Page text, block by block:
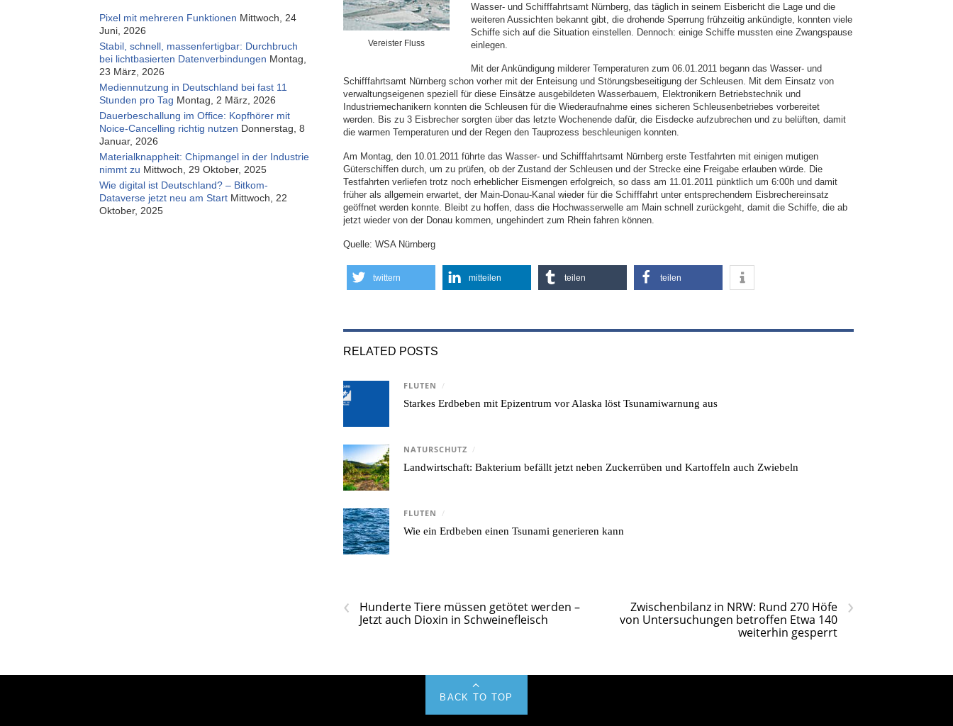
Vereister Fluss
Wasser- und Schifffahrtsamt Nürnberg, das täglich in seinem Eisbericht die Lage und die
weiteren Aussichten bekannt gibt, die drohende Sperrung frühzeitig ankündigte, konnten viele
Schiffe sich auf die Situation einstellen. Dennoch: einige Schiffe mussten eine Zwangspause
einlegen.
Mit der Ankündigung milderer Temperaturen zum 06.01.2011 begann das Wasser- und
Schifffahrtsamt Nürnberg schon vorher mit der Enteisung und Störungsbeseitigung der Schleusen. Mit dem Einsatz von
verwaltungseigenen speziell für diese Einsätze ausgebildeten Wasserbauern, Elektronikern Betriebstechnik und
Industriemechanikern konnten die Schleusen für die Wiederaufnahme eines sicheren Schleusenbetriebes vorbereitet
werden. Bis zu 3 Eisbrecher sorgten über das letzte Wochenende dafür, die Eisdecke aufzubrechen und zu belüften, damit
die warmen Temperaturen und der Regen den Tauprozess beschleunigen konnten.
Am Montag, den 10.01.2011 führte das Wasser- und Schifffahrtsamt Nürnberg erste Testfahrten mit einigen mutigen
Güterschiffen durch, um zu prüfen, ob der Zustand der Schleusen und der Strecke eine Freigabe erlauben würde. Die
Testfahrten verliefen trotz noch erheblicher Eismengen erfolgreich, so dass am 11.01.2011 pünktlich um 6:00h und damit
früher als allgemein erwartet, der Main-Donau-Kanal wieder für die Schifffahrt unter entsprechendem Eisbrechereinsatz
geöffnet werden konnte. Bleibt zu hoffen, dass die Hochwasserwelle am Main schnell zurückgeht, damit die Schiffe, die ab
jetzt wieder von der Donau kommen, ungehindert zum Rhein fahren können.
Quelle: WSA Nürnberg
twittern mitteilen teilen teilen
RELATED POSTS
FLUTEN /
Starkes Erdbeben mit Epizentrum vor Alaska löst Tsunamiwarnung aus
NATURSCHUTZ /
Landwirtschaft: Bakterium befällt jetzt neben Zuckerrüben und Kartoffeln auch Zwiebeln
FLUTEN /
Wie ein Erdbeben einen Tsunami generieren kann
‹
Hunderte Tiere müssen getötet werden –
Jetzt auch Dioxin in Schweinefleisch
›
Zwischenbilanz in NRW: Rund 270 Höfe
von Untersuchungen betroffen Etwa 140
weiterhin gesperrt
Pixel mit mehreren Funktionen Mittwoch, 24
Juni, 2026
Stabil, schnell, massenfertigbar: Durchbruch
bei lichtbasierten Datenverbindungen Montag,
23 März, 2026
Mediennutzung in Deutschland bei fast 11
Stunden pro Tag Montag, 2 März, 2026
Dauerbeschallung im Office: Kopfhörer mit
Noice-Cancelling richtig nutzen Donnerstag, 8
Januar, 2026
Materialknappheit: Chipmangel in der Industrie
nimmt zu Mittwoch, 29 Oktober, 2025
Wie digital ist Deutschland? – Bitkom-
Dataverse jetzt neu am Start Mittwoch, 22
Oktober, 2025
BACK TO TOP